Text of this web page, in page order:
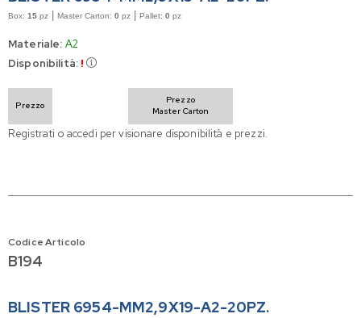
Box: 15 pz Master Carton: 0 pz Pallet: 0 pz
Materiale: A2
Disponibilità: !
Prezzo
Prezzo
Master Carton
Registrati o accedi per visionare disponibilità e prezzi.
Codice Articolo
B194
BLISTER 6954-MM2,9X19-A2-20PZ.